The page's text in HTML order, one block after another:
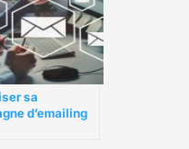
sa
d’emailing